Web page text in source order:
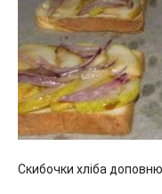
Скибочки хліба